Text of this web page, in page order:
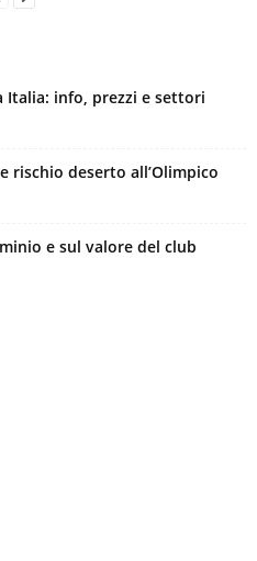
Italia: info, prezzi e settori
rischio deserto all’Olimpico
e sul valore del club